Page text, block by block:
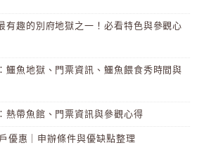
有趣的別府地獄之一！必看特色與參觀心
鱷魚地獄、門票資訊、鱷魚餵食秀時間與
熱帶魚館、門票資訊與參觀心得
優惠｜申辦條件與優缺點整理